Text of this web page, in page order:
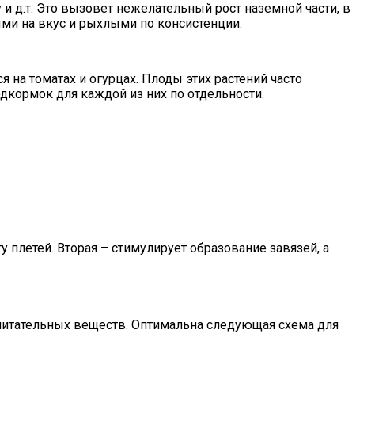
д.т. Это вызовет нежелательный рост наземной части, в
на вкус и рыхлыми по консистенции.
томатах и огурцах. Плоды этих растений часто
для каждой из них по отдельности.
Вторая – стимулирует образование завязей, а
веществ. Оптимальна следующая схема для